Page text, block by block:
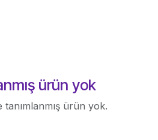
ürün yok
tanımlanmış ürün yok.